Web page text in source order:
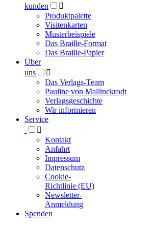
kunden

Produktpalette
Visitenkarten
Musterbeispiele
Das Braille-Format
Das Braille-Papier
Über
uns

Das Verlags-Team
Pauline von Mallinckrodt
Verlagsgeschichte
Wir informieren
Service

Kontakt
Anfahrt
Impressum
Datenschutz
Cookie-
Richtlinie (EU)
Newsletter-
Anmeldung
Spenden